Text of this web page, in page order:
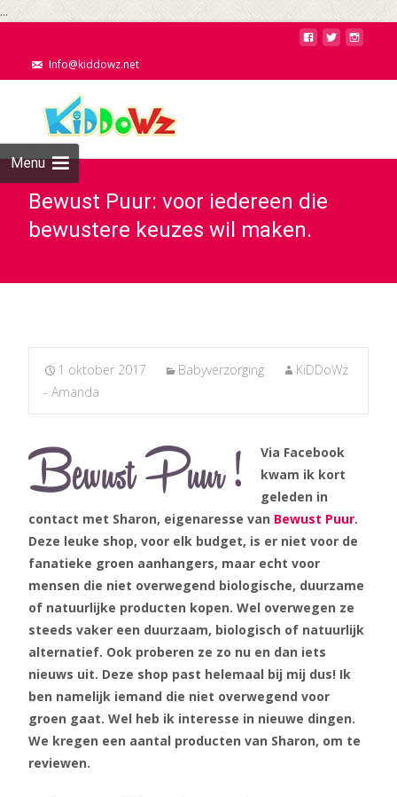
...
Info@kiddowz.net
Menu
Bewust Puur: voor iedereen die
bewustere keuzes wil maken.
1 oktober 2017 Babyverzorging
KiDDoWz
- Amanda
Via Facebook
kwam ik kort
geleden in
contact met Sharon, eigenaresse van Bewust Puur.
Deze leuke shop, voor elk budget, is er niet voor de
fanatieke groen aanhangers, maar echt voor
mensen die niet overwegend biologische, duurzame
of natuurlijke producten kopen. Wel overwegen ze
steeds vaker een duurzaam, biologisch of natuurlijk
alternatief. Ook proberen ze zo nu en dan iets
nieuws uit. Deze shop past helemaal bij mij dus! Ik
ben namelijk iemand die niet overwegend voor
groen gaat. Wel heb ik interesse in nieuwe dingen.
We kregen een aantal producten van Sharon, om te
reviewen.